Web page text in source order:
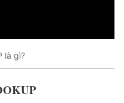
là gì?